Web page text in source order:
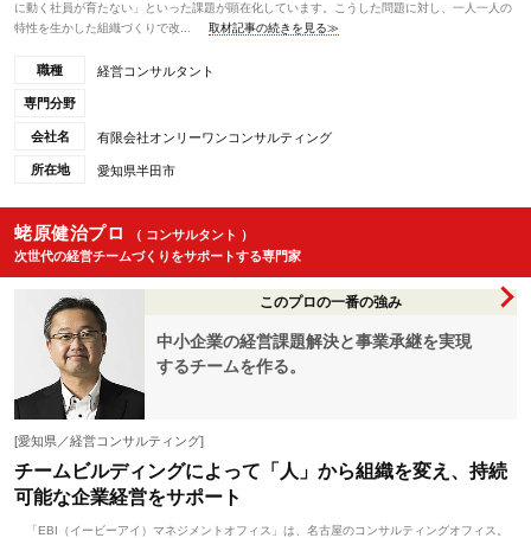
に動く社員が育たない」といった課題が顕在化しています。こうした問題に対し、一人一人の
特性を生かした組織づくりで改...
取材記事の続きを見る≫
職種 経営コンサルタント
専門分野
会社名 有限会社オンリーワンコンサルティング
所在地 愛知県半田市
蛯原健治プロ
（ コンサルタント ）
次世代の経営チームづくりをサポートする専門家
このプロの一番の強み
中小企業の経営課題解決と事業承継を実現
するチームを作る。
[愛知県／経営コンサルティング]
チームビルディングによって「人」から組織を変え、持続
可能な企業経営をサポート
「EBI（イービーアイ）マネジメントオフィス」は、名古屋のコンサルティングオフィス。